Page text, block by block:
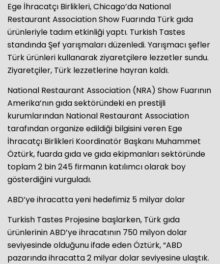
Ege İhracatçı Birlikleri, Chicago’da National
Restaurant Association Show Fuarında Türk gıda
ürünleriyle tadım etkinliği yaptı. Turkish Tastes
standında Şef yarışmaları düzenledi. Yarışmacı şefler
Türk ürünleri kullanarak ziyaretçilere lezzetler sundu.
Ziyaretçiler, Türk lezzetlerine hayran kaldı.
National Restaurant Association (NRA) Show Fuarının
Amerika’nın gıda sektöründeki en prestijli
kurumlarından National Restaurant Association
tarafından organize edildiği bilgisini veren Ege
İhracatçı Birlikleri Koordinatör Başkanı Muhammet
Öztürk, fuarda gıda ve gıda ekipmanları sektöründe
toplam 2 bin 245 firmanın katılımcı olarak boy
gösterdiğini vurguladı.
ABD’ye ihracatta yeni hedefimiz 5 milyar dolar
Turkish Tastes Projesine başlarken, Türk gıda
ürünlerinin ABD’ye ihracatının 750 milyon dolar
seviyesinde olduğunu ifade eden Öztürk, “ABD
pazarında ihracatta 2 milyar dolar seviyesine ulaştık.